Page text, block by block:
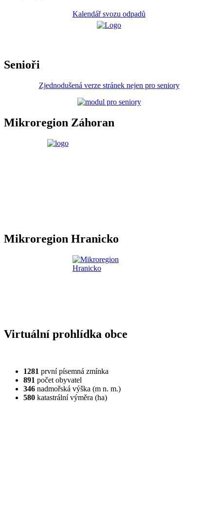
Kalendář svozu odpadů
Senioři
Zjednodušená verze stránek nejen pro seniory
Mikroregion Záhoran
Mikroregion Hranicko
Virtuální prohlídka obce
1281 první písemná zmínka
891 počet obyvatel
346 nadmořská výška (m n. m.)
580 katastrální výměra (ha)